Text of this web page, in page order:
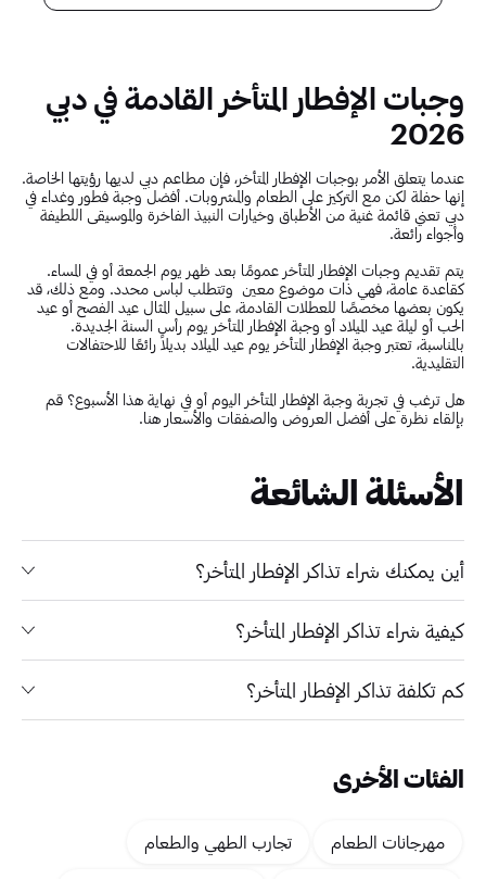
وجبات الإفطار المتأخر القادمة في دبي
2026
عندما يتعلق الأمر بوجبات الإفطار المتأخر، فإن مطاعم دبي لديها رؤيتها الخاصة.
إنها حفلة لكن مع التركيز على الطعام والمشروبات. أفضل وجبة فطور وغداء في
دبي تعني قائمة غنية من الأطباق وخيارات النبيذ الفاخرة والموسيقى اللطيفة
وأجواء رائعة.
يتم تقديم وجبات الإفطار المتأخر عمومًا بعد ظهر يوم الجمعة أو في المساء.
كقاعدة عامة، فهي ذات موضوع معين وتتطلب لباس محدد. ومع ذلك، قد
يكون بعضها مخصصًا للعطلات القادمة، على سبيل المثال عيد الفصح أو عيد
الحب أو ليلة عيد الميلاد أو وجبة الإفطار المتأخر يوم رأس السنة الجديدة.
بالمناسبة، تعتبر وجبة الإفطار المتأخر يوم عيد الميلاد بديلاً رائعًا للاحتفالات
التقليدية.
هل ترغب في تجربة وجبة الإفطار المتأخر اليوم أو في نهاية هذا الأسبوع؟ قم
بإلقاء نظرة على أفضل العروض والصفقات والأسعار هنا.
الأسئلة الشائعة
أين يمكنك شراء تذاكر الإفطار المتأخر؟
كيفية شراء تذاكر الإفطار المتأخر؟
كم تكلفة تذاكر الإفطار المتأخر؟
الفئات الأخرى
مهرجانات الطعام تجارب الطهي والطعام